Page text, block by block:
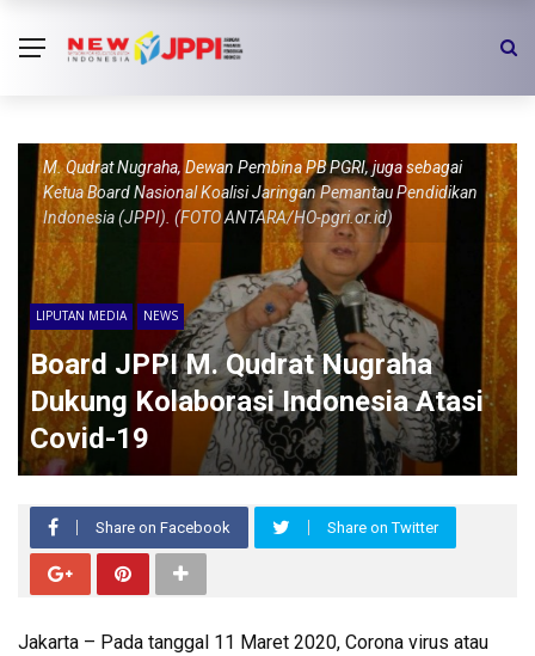
M. Qudrat Nugraha, Dewan Pembina PB PGRI, juga sebagai
Ketua Board Nasional Koalisi Jaringan Pemantau Pendidikan
Indonesia (JPPI). (FOTO ANTARA/HO-pgri.or.id)
LIPUTAN MEDIA NEWS
Board JPPI M. Qudrat Nugraha
Dukung Kolaborasi Indonesia Atasi
Covid-19
Share on Facebook Share on Twitter
Jakarta – Pada tanggal 11 Maret 2020, Corona virus atau